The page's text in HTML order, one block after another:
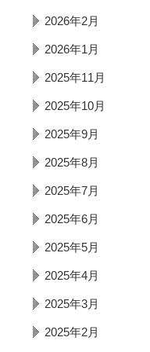
2026年2月
2026年1月
2025年11月
2025年10月
2025年9月
2025年8月
2025年7月
2025年6月
2025年5月
2025年4月
2025年3月
2025年2月